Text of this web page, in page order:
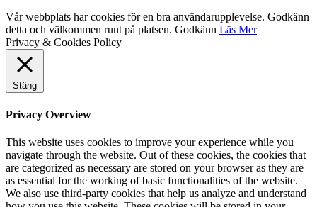
Vår webbplats har cookies för en bra användarupplevelse. Godkänn
detta och välkommen runt på platsen. Godkänn Läs Mer
Privacy & Cookies Policy
Stäng
Privacy Overview
This website uses cookies to improve your experience while you
navigate through the website. Out of these cookies, the cookies that
are categorized as necessary are stored on your browser as they are
as essential for the working of basic functionalities of the website.
We also use third-party cookies that help us analyze and understand